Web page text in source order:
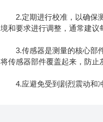
2.定期进行校准，以确保测
境和要求进行调整，通常建议
3.传感器是测量的核心部件
将传感器部件覆盖起来，防止
4.应避免受到剧烈震动和冲